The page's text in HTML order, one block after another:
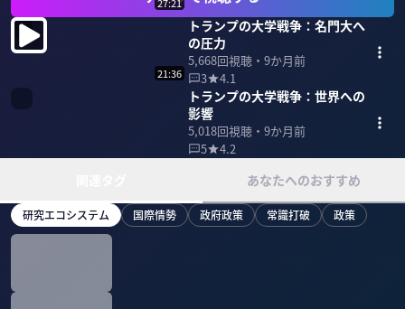
トランプの大学戦争：名門大へ
の圧力
5,668回視聴・ 9か月前
3
4.1
21:36
トランプの大学戦争：世界への
影響
5,018回視聴・ 9か月前
5
4.2
あなたへのおすすめ
研究エコシステム 国際情勢 政府政策 常識打破 政策